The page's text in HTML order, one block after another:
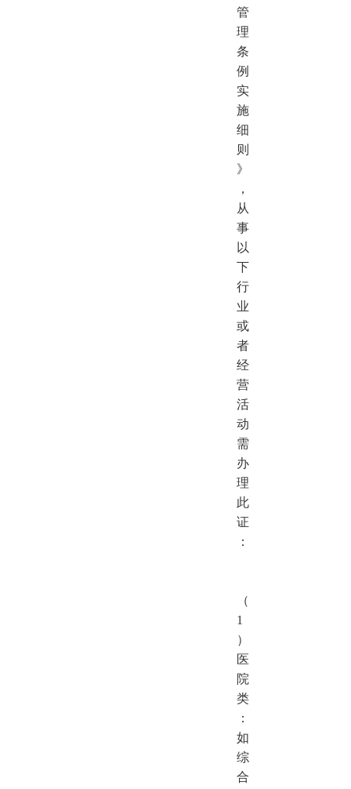
管
理
条
例
实
施
细
则
》
，
从
事
以
下
行
业
或
者
经
营
活
动
需
办
理
此
证
：
（
1
）
医
院
类
：
如
综
合